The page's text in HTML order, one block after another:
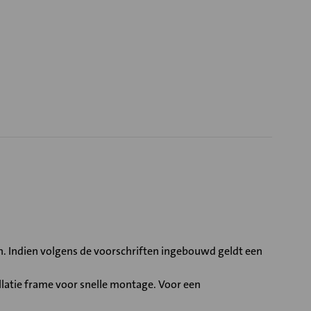
Indien volgens de voorschriften ingebouwd geldt een
frame voor snelle montage. Voor een